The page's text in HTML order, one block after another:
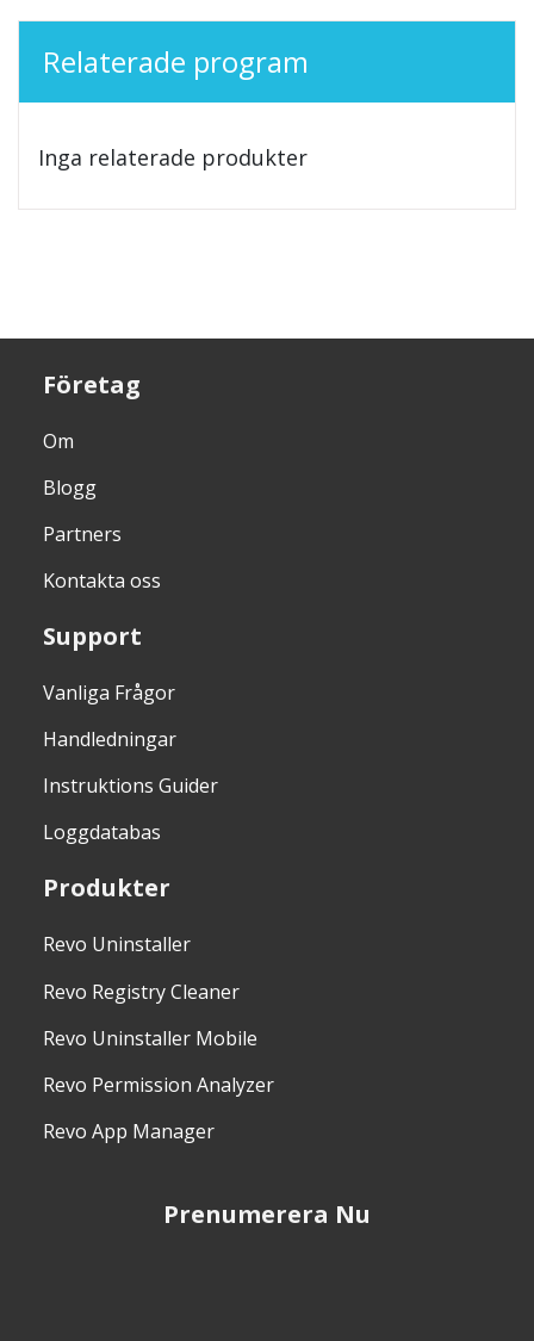
Relaterade program
Inga relaterade produkter
Företag
Om
Blogg
Partners
Kontakta oss
Support
Vanliga Frågor
Handledningar
Instruktions Guider
Loggdatabas
Produkter
Revo Uninstaller
Revo Registry Cleaner
Revo Uninstaller Mobile
Revo Permission Analyzer
Revo App Manager
Prenumerera Nu